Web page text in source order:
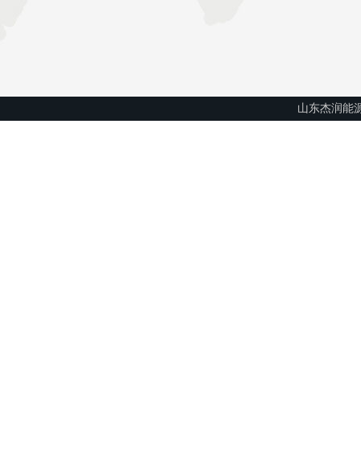
山东杰润能